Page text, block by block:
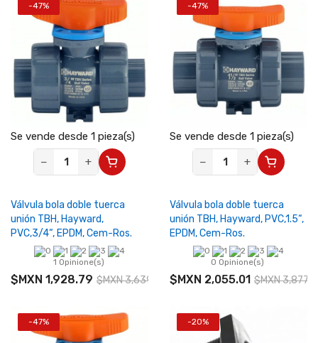
-47%
Se vende desde 1 pieza(s)
−
+
Válvula bola doble tuerca
unión TBH, Hayward,
PVC,3/4“, EPDM, Cem-Ros.
1 Opinione(s)
$MXN 1,928.79 $MXN 3,639.22
-47%
Se vende desde 1 pieza(s)
−
+
Válvula bola doble tuerca
unión TBH, Hayward, PVC,1.5“,
EPDM, Cem-Ros.
0 Opinione(s)
$MXN 2,055.01 $MXN
-47% -20%